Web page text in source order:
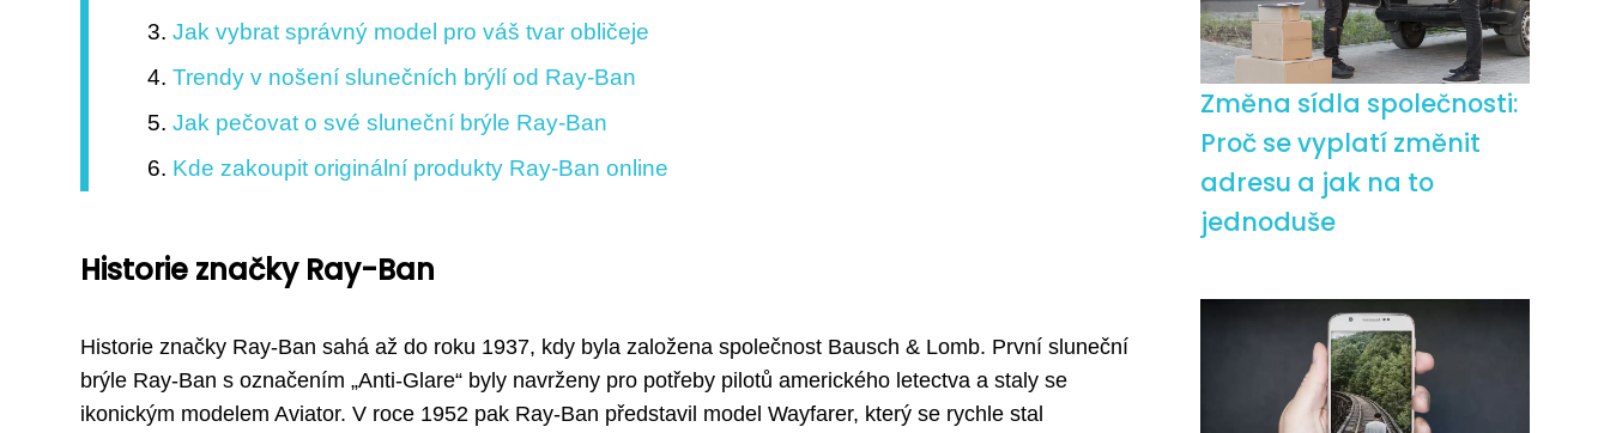
Jak vybrat správný model pro váš tvar obličeje
Trendy v nošení slunečních brýlí od Ray-Ban
Jak pečovat o své sluneční brýle Ray-Ban
Kde zakoupit originální produkty Ray-Ban online
Historie značky Ray-Ban
Historie značky Ray-Ban sahá až do roku 1937, kdy byla založena společnost Bausch & Lomb. První sluneční
brýle Ray-Ban s označením „Anti-Glare“ byly navrženy pro potřeby pilotů amerického letectva a staly se
ikonickým modelem Aviator. V roce 1952 pak Ray-Ban představil model Wayfarer, který se rychle stal
Změna sídla společnosti:
Proč se vyplatí změnit
adresu a jak na to
jednoduše